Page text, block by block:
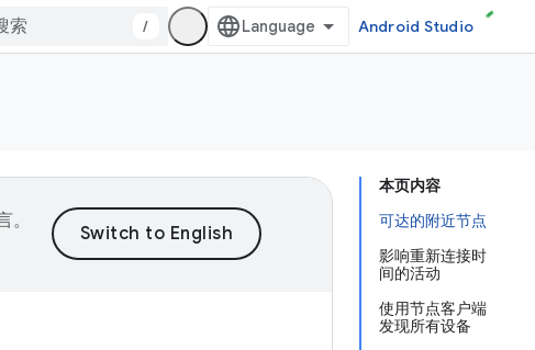
/ Android Studio
本页内容
可达的附近节点
影响重新连接时
间的活动
使用节点客户端
发现所有设备